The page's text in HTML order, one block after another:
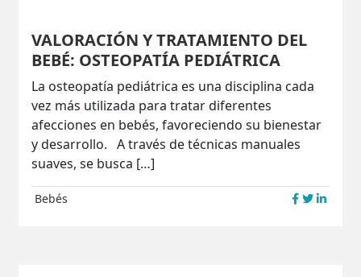
VALORACIÓN Y TRATAMIENTO DEL
BEBÉ: OSTEOPATÍA PEDIÁTRICA
La osteopatía pediátrica es una disciplina cada
vez más utilizada para tratar diferentes
afecciones en bebés, favoreciendo su bienestar
y desarrollo. A través de técnicas manuales
suaves, se busca […]
Bebés